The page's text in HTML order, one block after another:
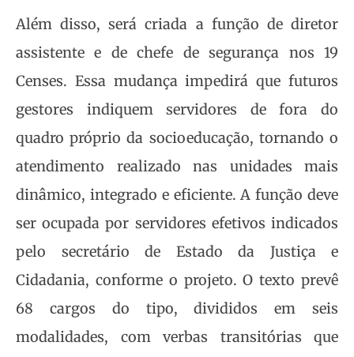
Além disso, será criada a função de diretor
assistente e de chefe de segurança nos 19
Censes. Essa mudança impedirá que futuros
gestores indiquem servidores de fora do
quadro próprio da socioeducação, tornando o
atendimento realizado nas unidades mais
dinâmico, integrado e eficiente. A função deve
ser ocupada por servidores efetivos indicados
pelo secretário de Estado da Justiça e
Cidadania, conforme o projeto. O texto prevê
68 cargos do tipo, divididos em seis
modalidades, com verbas transitórias que